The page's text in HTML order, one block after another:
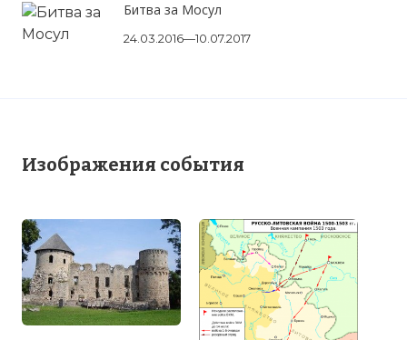
Битва за Мосул
24.03.2016—10.07.2017
Изображения события